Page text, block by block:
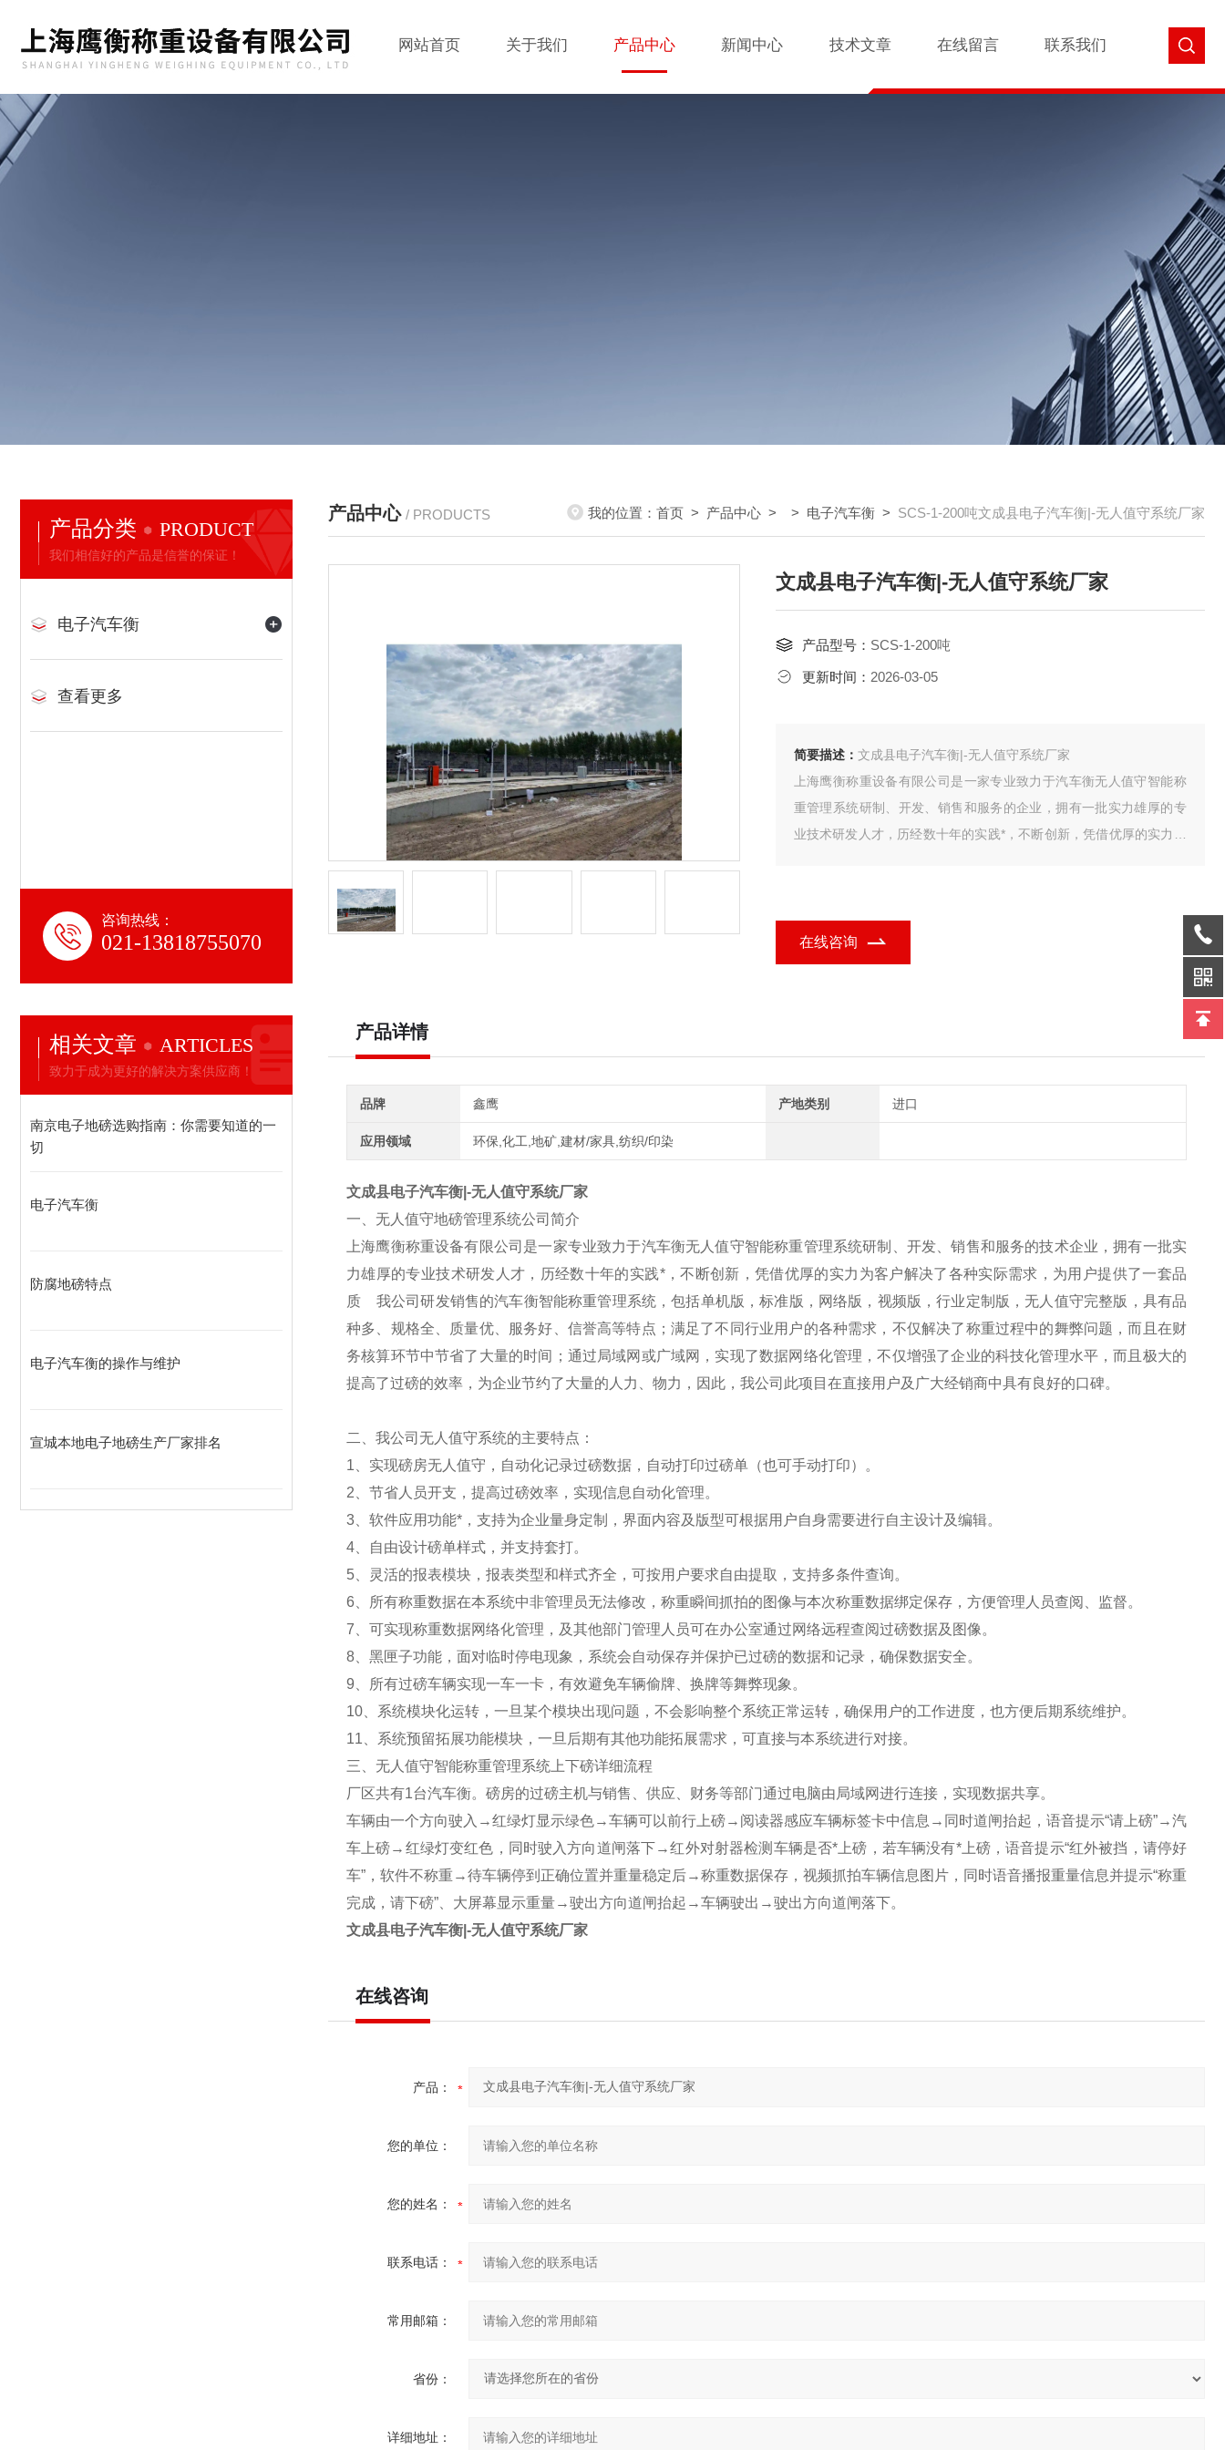
网站首页 关于我们 产品中心 新闻中心 技术文章 在线留言 联系我们
产品分类 PRODUCT
我们相信好的产品是信誉的保证！
电子汽车衡
查看更多
咨询热线：
021-13818755070
相关文章 ARTICLES
致力于成为更好的解决方案供应商！
南京电子地磅选购指南：你需要知道的一
切
电子汽车衡
防腐地磅特点
电子汽车衡的操作与维护
宣城本地电子地磅生产厂家排名
产品中心 / PRODUCTS 我的位置： 首页 > 产品中心 > > 电子汽车衡 > SCS-1-200吨文成县电子汽车衡|-无人值守系统厂家
文成县电子汽车衡|-无人值守系统厂家
产品型号： SCS-1-200吨
更新时间： 2026-03-05
简要描述： 文成县电子汽车衡|-无人值守系统厂家
上海鹰衡称重设备有限公司是一家专业致力于汽车衡无人值守智能称
重管理系统研制、开发、销售和服务的企业，拥有一批实力雄厚的专
业技术研发人才，历经数十年的实践*，不断创新，凭借优厚的实力为
在线咨询
产品详情
品牌 鑫鹰 产地类别 进口
应用领域 环保,化工,地矿,建材/家具,纺织/印染
文成县电子汽车衡|-无人值守系统厂家
一、无人值守地磅管理系统公司简介
上海鹰衡称重设备有限公司是一家专业致力于汽车衡无人值守智能称重管理系统研制、开发、销售和服务的技术企业，拥有一批实
力雄厚的专业技术研发人才，历经数十年的实践*，不断创新，凭借优厚的实力为客户解决了各种实际需求，为用户提供了一套品
质
我公司研发销售的汽车衡智能称重管理系统，包括单机版，标准版，网络版，视频版，行业定制版，无人值守完整版，具有品
种多、规格全、质量优、服务好、信誉高等特点；满足了不同行业用户的各种需求，不仅解决了称重过程中的舞弊问题，而且在财
务核算环节中节省了大量的时间；通过局域网或广域网，实现了数据网络化管理，不仅增强了企业的科技化管理水平，而且极大的
提高了过磅的效率，为企业节约了大量的人力、物力，因此，我公司此项目在直接用户及广大经销商中具有良好的口碑。
二、我公司无人值守系统的主要特点：
1 、实现磅房无人值守，自动化记录过磅数据，自动打印过磅单（也可手动打印）。
2 、节省人员开支，提高过磅效率，实现信息自动化管理。
3 、软件应用功能*，支持为企业量身定制，界面内容及版型可根据用户自身需要进行自主设计及编辑。
4 、自由设计磅单样式，并支持套打。
5 、灵活的报表模块，报表类型和样式齐全，可按用户要求自由提取，支持多条件查询。
6 、所有称重数据在本系统中非管理员无法修改，称重瞬间抓拍的图像与本次称重数据绑定保存，方便管理人员查阅、监督。
7 、可实现称重数据网络化管理，及其他部门管理人员可在办公室通过网络远程查阅过磅数据及图像。
8 、黑匣子功能，面对临时停电现象，系统会自动保存并保护已过磅的数据和记录，确保数据安全。
9 、所有过磅车辆实现一车一卡，有效避免车辆偷牌、换牌等舞弊现象。
10 、系统模块化运转，一旦某个模块出现问题，不会影响整个系统正常运转，确保用户的工作进度，也方便后期系统维护。
11 、系统预留拓展功能模块，一旦后期有其他功能拓展需求，可直接与本系统进行对接。
三、无人值守智能称重管理系统上下磅详细流程
厂区共有1台汽车衡。磅房的过磅主机与销售、供应、财务等部门通过电脑由局域网进行连接，实现数据共享。
车辆由一个方向驶入 →红绿灯显示绿色→车辆可以前行上磅→ 阅读器感应车辆标签卡中信息 → 同时道闸抬起，语音提示“请上磅”→汽
车上磅→ 红绿灯变红色，同时驶入方向道闸落下→红外对射器检测车辆是否*上磅，若车辆没有*上磅，语音提示“红外被挡，请停好
车” ，软件不称重 →待车辆停到正确位置并重量稳定后→称重数据保存，视频抓拍车辆信息图片，同时语音播报重量信息并提示“称重
完成，请下磅” 、大屏幕显示重量→驶出方向道闸抬起 →车辆驶出 →驶出方向道闸落下。
文成县电子汽车衡|-无人值守系统厂家
在线咨询
产品：
您的单位：
您的姓名：
联系电话：
常用邮箱：
省份：
详细地址：